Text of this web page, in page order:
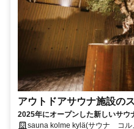
アウトドアサウナ施設の
2025年にオープンした新しいサウ
sauna kolme kylä(サウナ コル